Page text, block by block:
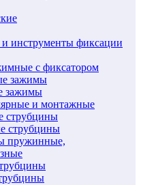
инструменты фиксации
с фиксатором
зажимы
зажимы
и монтажные
струбцины
струбцины
пружинные,